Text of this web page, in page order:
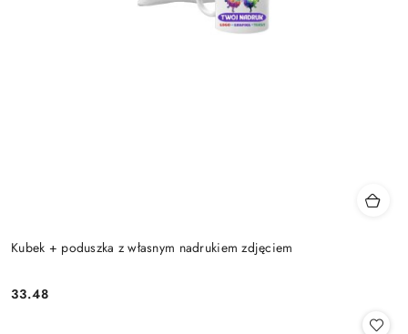
Kubek + poduszka z własnym nadrukiem zdjęciem
Cena:
33.48